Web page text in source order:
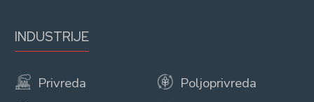
INDUSTRIJE
Privreda
Poljoprivreda